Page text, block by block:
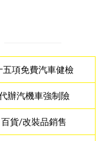
五項免費汽車健檢
辦汽機車強制險
百貨/改裝品銷售